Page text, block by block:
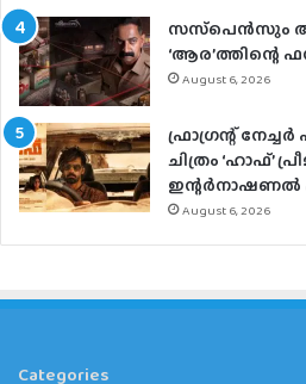
സസ്‌പെന്‍സും
‘ആര’ത്തിന്റെ
August 6, 2026
ഫ്രാഗ്രന്റ്
ചിത്രം ‘ഹാഫ്’
ഇന്റര്‍നാഷണല്‍
August 6, 2026
Categories